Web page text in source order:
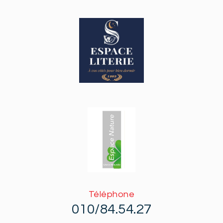
Téléphone
010/84.54.27